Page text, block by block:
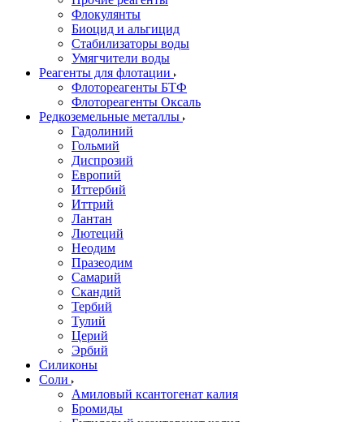
Флокулянты
Биоцид и альгицид
Стабилизаторы воды
Умягчители воды
Реагенты для флотации
Флотореагенты БТФ
Флотореагенты Оксаль
Редкоземельные металлы
Гадолиний
Гольмий
Диспрозий
Европий
Иттербий
Иттрий
Лантан
Лютеций
Неодим
Празеодим
Самарий
Скандий
Тербий
Тулий
Церий
Эрбий
Силиконы
Соли
Амиловый ксантогенат калия
Бромиды